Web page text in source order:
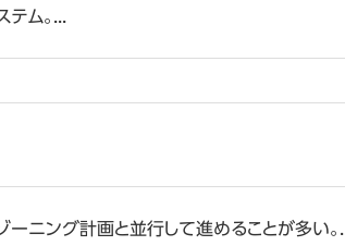
ム。...
ニング計画と並行して進めることが多い。...